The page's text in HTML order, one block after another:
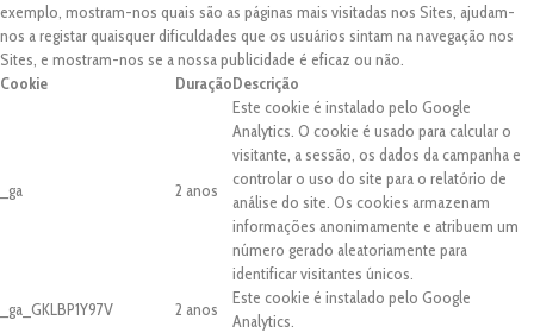
exemplo, mostram-nos quais são as páginas mais visitadas nos Sites, ajudam-
nos a registar quaisquer dificuldades que os usuários sintam na navegação nos
Sites, e mostram-nos se a nossa publicidade é eficaz ou não.
Cookie
DuraçãoDescrição
_ga 2 anos
Este cookie é instalado pelo Google
Analytics. O cookie é usado para calcular o
visitante, a sessão, os dados da campanha e
controlar o uso do site para o relatório de
análise do site. Os cookies armazenam
informações anonimamente e atribuem um
número gerado aleatoriamente para
identificar visitantes únicos.
_ga_GKLBP1Y97V
2 anos
Este cookie é instalado pelo Google
Analytics.